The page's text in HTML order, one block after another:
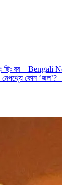
ছিঃ ছিঃ রব –
নেপথ্যে